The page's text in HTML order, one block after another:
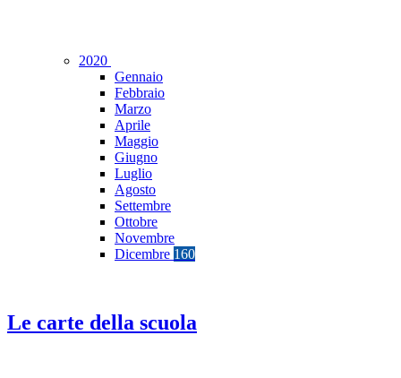
2020
Gennaio
Febbraio
Marzo
Aprile
Maggio
Giugno
Luglio
Agosto
Settembre
Ottobre
Novembre
Dicembre 160
Le carte della scuola